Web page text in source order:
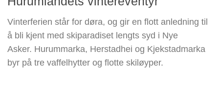
Vinterferien står for døra, og gir en flott anledning til
å bli kjent med skiparadiset lengts syd i Nye
Asker. Hurummarka, Herstadhei og Kjekstadmarka
byr på tre vaffelhytter og flotte skiløyper.